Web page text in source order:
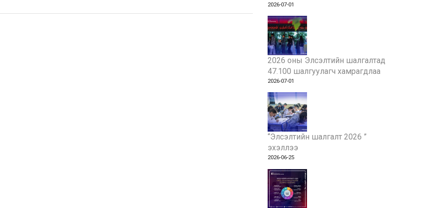
2026-07-01
2026 оны Элсэлтийн шалгалтад
47.100 шалгуулагч хамрагдлаа
2026-07-01
“Элсэлтийн шалгалт 2026 ”
эхэллээ
2026-06-25